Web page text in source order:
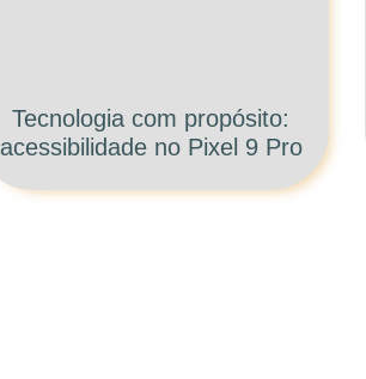
Tecnologia com propósito:
acessibilidade no Pixel 9 Pro